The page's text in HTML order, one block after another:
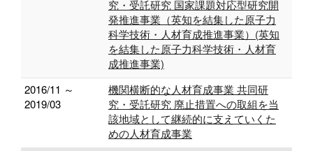
究・受託研究 国家課題対応型研究開
発推進事業（英知を結集した原子力
科学技術・人材育成推進事業）(英知
を結集した原子力科学技術・人材育
成推進事業)
2016/11 ～
2019/03
機関横断的な人材育成事業 共同研
究・受託研究 廃止措置への取組を当
該地域として継続的に支えていくた
めの人材育成事業